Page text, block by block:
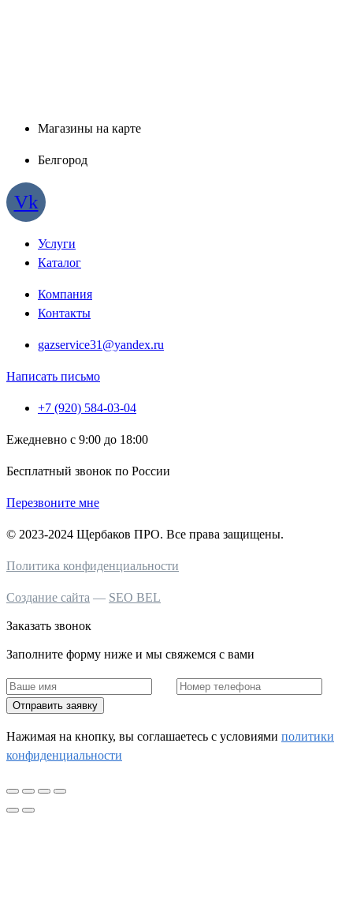
Магазины на карте
Белгород
Vk
Услуги
Каталог
Компания
Контакты
gazservice31@yandex.ru
Написать письмо
+7 (920) 584-03-04
Ежедневно с 9:00 до 18:00
Бесплатный звонок по России
Перезвоните мне
© 2023-2024 Щербаков ПРО. Все права защищены.
Политика конфиденциальности
Создание сайта — SEO BEL
Заказать звонок
Заполните форму ниже и мы свяжемся с вами
Отправить заявку
Нажимая на кнопку, вы соглашаетесь c условиями политики
конфиденциальности